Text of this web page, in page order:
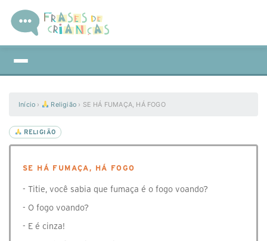
Início › Religião › SE HÁ FUMAÇA, HÁ FOGO
RELIGIÃO
SE HÁ FUMAÇA, HÁ FOGO
- Titie, você sabia que fumaça é o fogo voando?
- O fogo voando?
- E é cinza!